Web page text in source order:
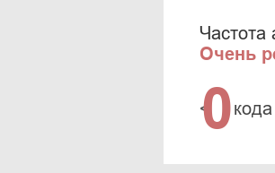
Частота
Очень
<0